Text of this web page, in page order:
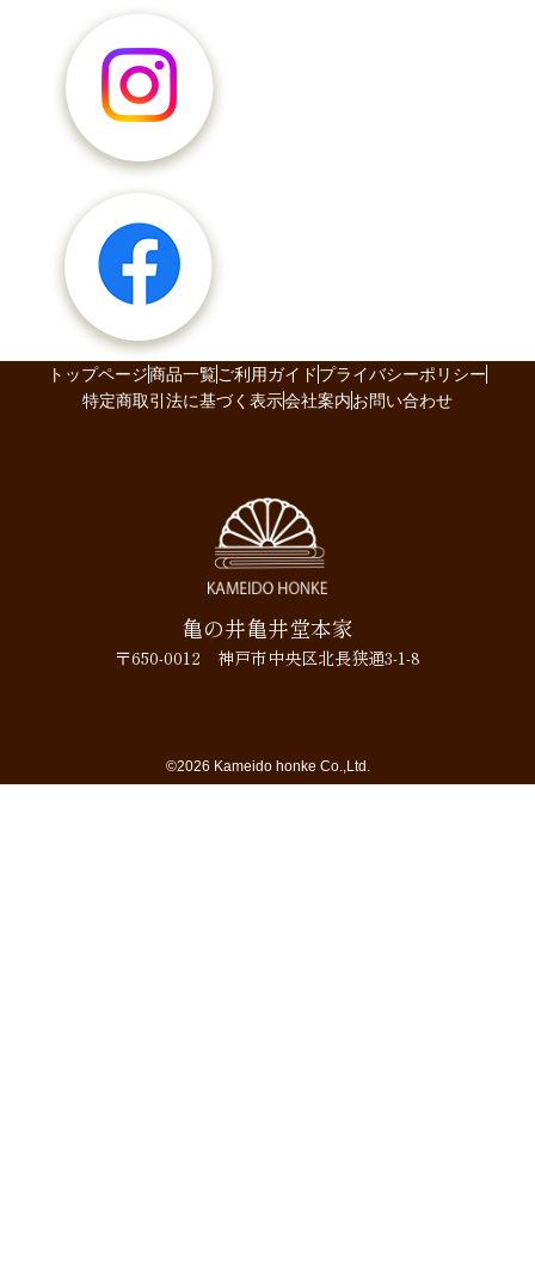
トップページ商品一覧ご利用ガイド プライバシーポリシー
特定商取引法に基づく表示会社案内お問い合わせ
亀の井亀井堂本家
〒650-0012 神戸市中央区北長狭通3-1-8
©2026 Kameido honke Co.,Ltd.